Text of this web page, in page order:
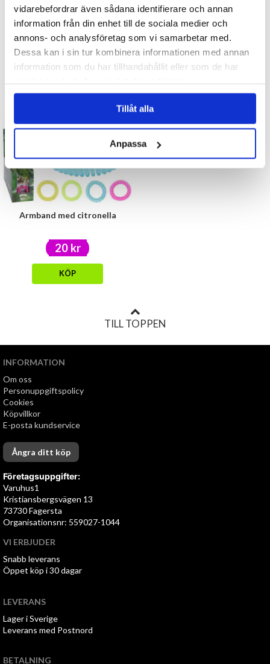
vidarebefordrar även sådana identifierare och annan
information från din enhet till de sociala medier och
annons- och analysföretag som vi samarbetar med.
Dessa kan i sin tur kombinera informationen med annan
information som du har tillhandahållit eller som de har
Tillåt alla
Anpassa
Fiskspelet
69 kr
Kortspel Finns i sjön
39 kr
Armband med citronella
20 kr
KÖP
TILL TOPPEN
INFORMATION
Om oss
Personuppgiftspolicy
Cookies
Köpvillkor
E-posta kundservice
Ångra ditt köp
Företagsuppgifter:
Varuhus1
Kristiansbergsvägen 13
73730 Fagersta
Organisationsnr: 559027-1044
VI ERBJUDER
Snabb leverans
Öppet köp i 30 dagar
LEVERANS
Lager i Sverige
Leverans med Postnord
BETALNING